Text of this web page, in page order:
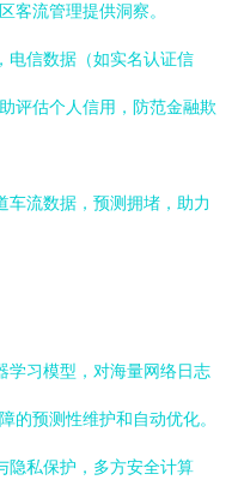
客流管理提供洞察。
电信数据（如实名认证信
评估个人信用，防范金融欺
车流数据，预测拥堵，助力
学习模型，对海量网络日志
的预测性维护和自动优化。
隐私保护，多方安全计算